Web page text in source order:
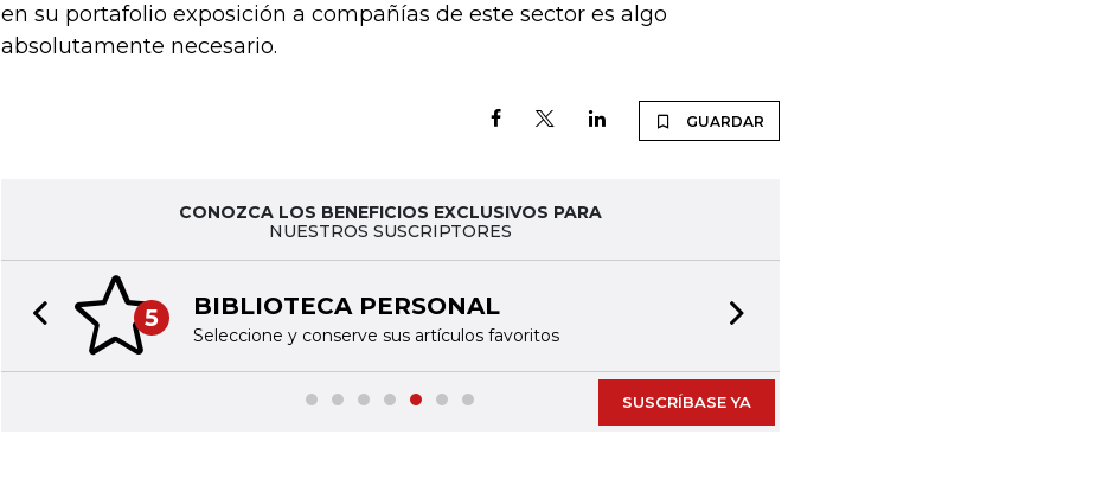
en su portafolio exposición a compañías de este sector es algo
absolutamente necesario.
GUARDAR
CONOZCA LOS BENEFICIOS EXCLUSIVOS PARA
NUESTROS SUSCRIPTORES
5 BIBLIOTECA PERSONAL
Seleccione y conserve sus artículos favoritos
Previous slide
SUSCRÍBASE YA